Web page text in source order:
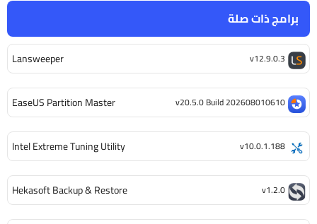
برامج ذات صلة
Lansweeper v12.9.0.3
EaseUS Partition Master v20.5.0 Build 202608010610
Intel Extreme Tuning Utility v10.0.1.188
Hekasoft Backup & Restore v1.2.0